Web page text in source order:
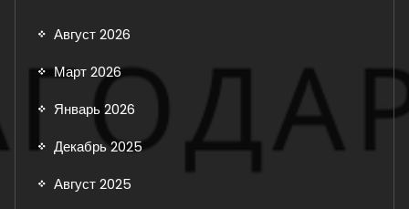
Август 2026
Март 2026
Январь 2026
Декабрь 2025
Август 2025